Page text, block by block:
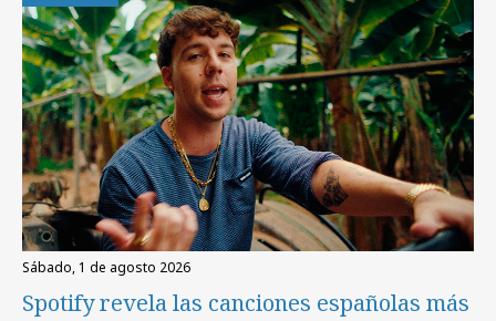
sábado, 1 de agosto 2026
Spotify revela las canciones españolas más